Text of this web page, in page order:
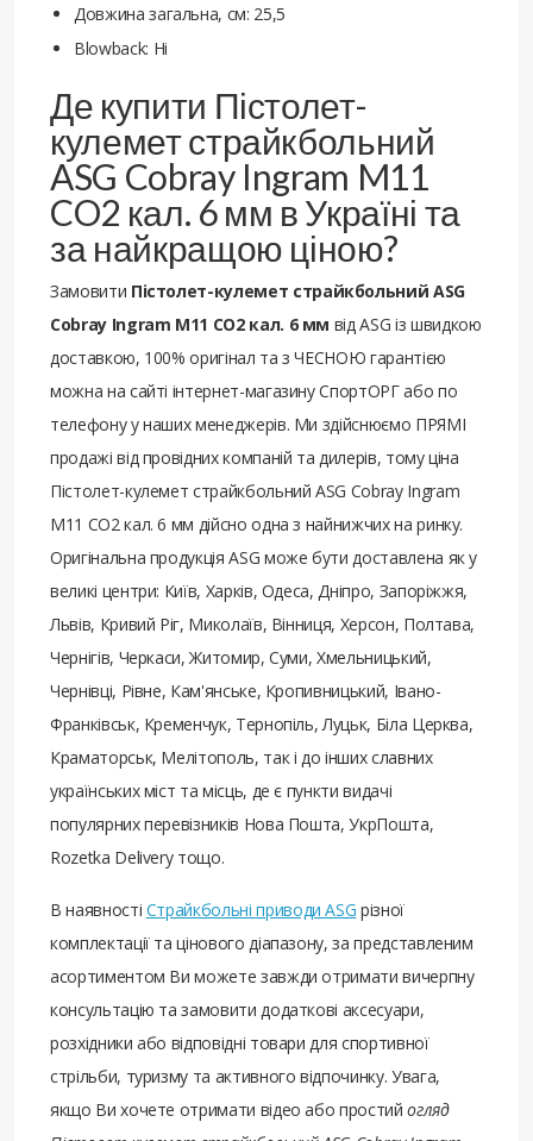
Довжина загальна, см: 25,5
Blowback: Ні
Де купити Пістолет-
кулемет страйкбольний
ASG Cobray Ingram M11
CO2 кал. 6 мм в Україні та
за найкращою ціною?
Замовити Пістолет-кулемет страйкбольний ASG
Cobray Ingram M11 CO2 кал. 6 мм від ASG із швидкою
доставкою, 100% оригінал та з ЧЕСНОЮ гарантією
можна на сайті інтернет-магазину СпортОРГ або по
телефону у наших менеджерів. Ми здійснюємо ПРЯМІ
продажі від провідних компаній та дилерів, тому ціна
Пістолет-кулемет страйкбольний ASG Cobray Ingram
M11 CO2 кал. 6 мм дійсно одна з найнижчих на ринку.
Оригінальна продукція ASG може бути доставлена ​​як у
великі центри: Київ, Харків, Одеса, Дніпро, Запоріжжя,
Львів, Кривий Ріг, Миколаїв, Вінниця, Херсон, Полтава,
Чернігів, Черкаси, Житомир, Суми, Хмельницький,
Чернівці, Рівне, Кам'янське, Кропивницький, Івано-
Франківськ, Кременчук, Тернопіль, Луцьк, Біла Церква,
Краматорськ, Мелітополь, так і до інших славних
українських міст та місць, де є пункти видачі
популярних перевізників Нова Пошта, УкрПошта,
Rozetka Delivery тощо.
В наявності Страйкбольні приводи ASG різної
комплектації та цінового діапазону, за представленим
асортиментом Ви можете завжди отримати вичерпну
консультацію та замовити додаткові аксесуари,
розхідники або відповідні товари для спортивної
стрільби, туризму та активного відпочинку. Увага,
якщо Ви хочете отримати відео або простийогляд